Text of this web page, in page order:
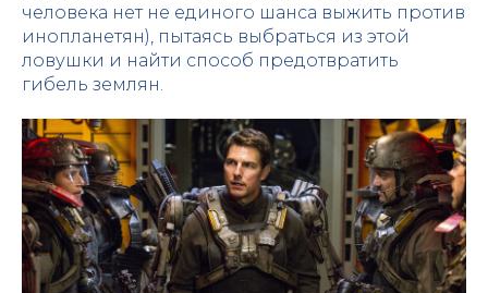
человека нет не единого шанса выжить против
инопланетян), пытаясь выбраться из этой
ловушки и найти способ предотвратить
гибель землян.